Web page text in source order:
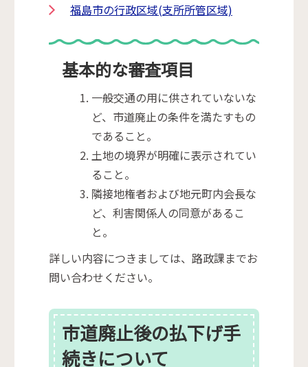
福島市の行政区域(支所所管区域)
基本的な審査項目
一般交通の用に供されていないな
ど、市道廃止の条件を満たすもの
であること。
土地の境界が明確に表示されてい
ること。
隣接地権者および地元町内会長な
ど、利害関係人の同意があるこ
と。
詳しい内容につきましては、路政課までお
問い合わせください。
市道廃止後の払下げ手
続きについて